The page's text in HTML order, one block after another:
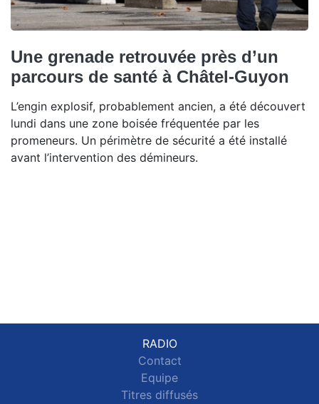
Une grenade retrouvée près d’un
parcours de santé à Châtel-Guyon
L’engin explosif, probablement ancien, a été découvert
lundi dans une zone boisée fréquentée par les
promeneurs. Un périmètre de sécurité a été installé
avant l’intervention des démineurs.
RADIO
Contact
Equipe
Titres diffusés